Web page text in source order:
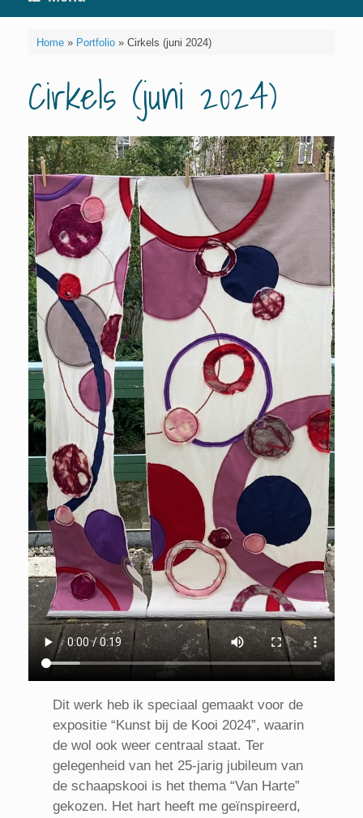
Home» Portfolio» Cirkels (juni 2024)
Cirkels (juni 2024)
Dit werk heb ik speciaal gemaakt voor de
expositie “Kunst bij de Kooi 2024”, waarin
de wol ook weer centraal staat. Ter
gelegenheid van het 25-jarig jubileum van
de schaapskooi is het thema “Van Harte”
gekozen. Het hart heeft me geïnspireerd,